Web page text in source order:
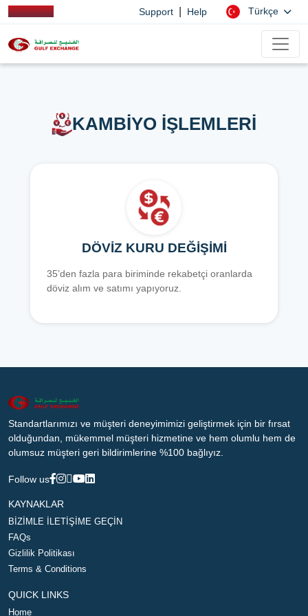
Support Help Türkçe
KAMBİYO İŞLEMLERİ
DÖVİZ KURU DEĞİŞİMİ
35’den fazla para biriminde rekabetçi oranlarda
döviz alım ve satımı yapıyoruz.
Standartlarımızı ve müşteri deneyimimizi geliştirmek için bir fırsat
olduğundan, mükemmel müşteri hizmetine ve hem olumlu hem de
olumsuz müşteri geri bildirimlerine %100 bağlıyız.
Follow us
KAYNAKLAR
BİZİMLE İLETİŞİME GEÇİN
FAQs
Gizlilik Politikası
Terms & Conditions
QUICK LINKS
Home